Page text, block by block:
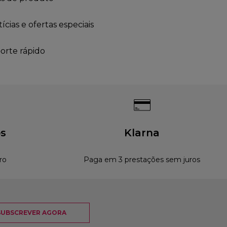
e ofertas especiais
rápido
Klarna
Paga em 3 prestações sem juros
AGORA